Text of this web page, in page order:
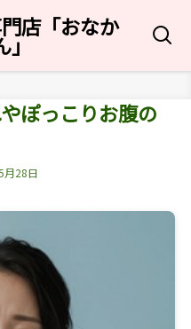
店「おなか
」
ぽっこりお腹の
月28日